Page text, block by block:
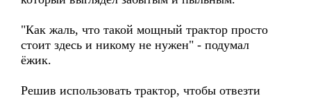
"Как жаль, что такой мощный трактор просто
стоит здесь и никому не нужен" - подумал
ёжик.
Решив использовать трактор, чтобы отвезти